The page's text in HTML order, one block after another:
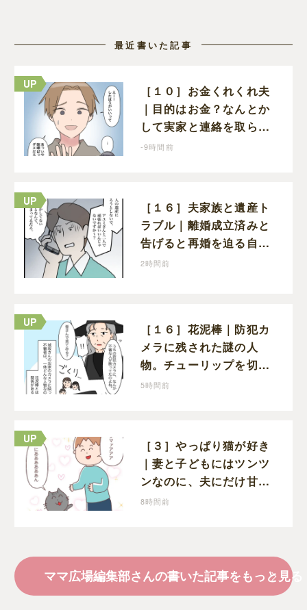
最近書いた記事
［１０］お金くれくれ夫
｜目的はお金？なんとか
して実家と連絡を取らせ
ようとしてくる夫が怪し
-9時間前
［１６］夫家族と遺産ト
ラブル｜離婚成立済みと
告げると再婚を迫る自分
のことしか考えない元夫
2時間前
［１６］花泥棒｜防犯カ
メラに残された謎の人
物。チューリップを切っ
た犯人につながる証拠に
5時間前
［３］やっぱり猫が好き
｜妻と子どもにはツンツ
ンなのに、夫にだけ甘え
ん坊になる猫のギャップ
8時間前
ママ広場編集部さんの書いた記事をもっと見る